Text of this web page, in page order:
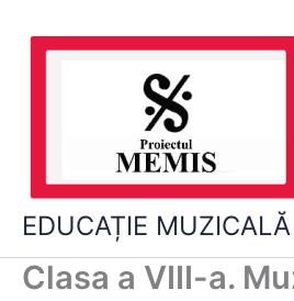
EDUCAȚIE MUZICALĂ
Clasa a VIII-a.